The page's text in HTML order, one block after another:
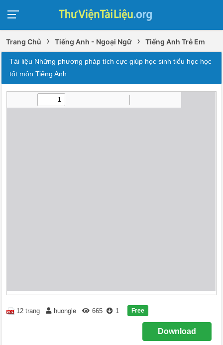
Trang Chủ › Tiếng Anh - Ngoại Ngữ › Tiếng Anh Trẻ Em
Tài liệu Những phương pháp tích cực giúp học sinh tiểu học học
tốt môn Tiếng Anh
12 trang huongle 665 1 Free
Download